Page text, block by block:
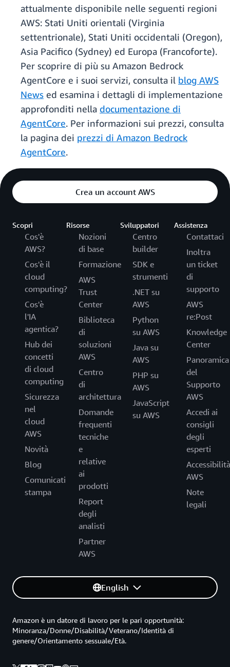
attualmente disponibile nelle seguenti regioni
AWS: Stati Uniti orientali (Virginia
settentrionale), Stati Uniti occidentali (Oregon),
Asia Pacifico (Sydney) ed Europa (Francoforte).
Per scoprire di più su Amazon Bedrock
AgentCore e i suoi servizi, consulta il blog AWS
News ed esamina i dettagli di implementazione
approfonditi nella documentazione di
AgentCore. Per informazioni sui prezzi, consulta
la pagina dei prezzi di Amazon Bedrock
AgentCore.
Crea un account AWS
Scopri
Cos'è
AWS?
Cos'è il
cloud
computing?
Cos'è
l'IA
agentica?
Hub dei
concetti
di cloud
computing
Sicurezza
nel
cloud
AWS
Novità
Blog
Comunicati
stampa
Risorse
Nozioni
di base
Formazione
AWS
Trust
Center
Biblioteca
di
soluzioni
AWS
Centro
di
architettura
Domande
frequenti
tecniche
e
relative
ai
prodotti
Report
degli
analisti
Partner
AWS
Sviluppatori
Centro
builder
SDK e
strumenti
.NET su
AWS
Python
su AWS
Java su
AWS
PHP su
AWS
JavaScript
su AWS
Assistenza
Contattaci
Inoltra
un ticket
di
supporto
AWS
re:Post
Knowledge
Center
Panoramica
del
Supporto
AWS
Accedi ai
consigli
degli
esperti
Accessibilità
AWS
Note
legali
English
Amazon è un datore di lavoro per le pari opportunità:
Minoranza/Donne/Disabilità/Veterano/Identità di
genere/Orientamento sessuale/Età.